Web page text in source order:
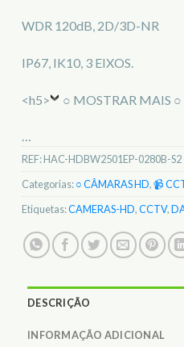
WDR 120dB, 2D/3D-NR
IP67, IK10, 3 EIXOS.
<h5> ○ MOSTRAR MAIS ○
…
REF:HAC-HDBW2501EP-0280B-S2
Categorias:○ CÂMARAS HD,📹
Etiquetas:CAMERAS-HD,CCTV,
DESCRIÇÃO
INFORMAÇÃO ADICIONAL